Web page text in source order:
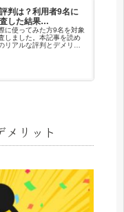
判は？利用者9名に
した結果…
に使ってみた方9名を対象
しました。本記事を読め
リアルな評判とデメリッ
メリット